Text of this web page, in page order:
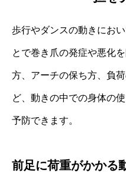
歩行やダンスの動きにお
とで巻き爪の発症や悪化
方、アーチの保ち方、負
ど、動きの中での身体の
予防できます。
前足に荷重がかかる